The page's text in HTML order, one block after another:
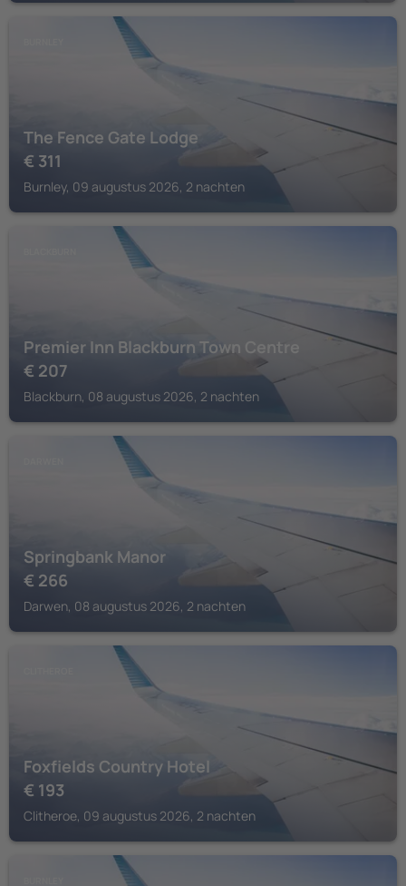
The Fence Gate Lodge
€ 311
Burnley, 09 augustus 2026, 2 nachten
Premier Inn Blackburn Town Centre
€ 207
Blackburn, 08 augustus 2026, 2 nachten
Springbank Manor
€ 266
Darwen, 08 augustus 2026, 2 nachten
Foxfields Country Hotel
€ 193
Clitheroe, 09 augustus 2026, 2 nachten